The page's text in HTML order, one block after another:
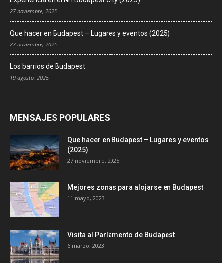
27 noviembre, 2025
Que hacer en Budapest – Lugares y eventos (2025)
27 noviembre, 2025
Los barrios de Budapest
19 agosto, 2025
MENSAJES POPULARES
Que hacer en Budapest – Lugares y eventos
(2025)
27 noviembre, 2025
Mejores zonas para alojarse en Budapest
11 mayo, 2023
Visita al Parlamento de Budapest
6 marzo, 2023